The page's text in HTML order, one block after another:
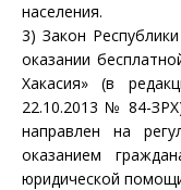
населения.
3) Закон
оказании
Хакасия» (в
22.10.2013 № 84-ЗРХ
направлен на
оказанием
юридической